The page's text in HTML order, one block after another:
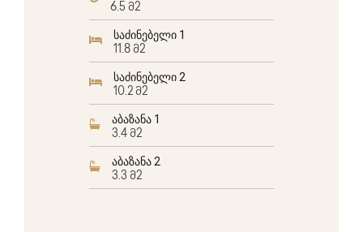
6.5 მ2
საძინებელი 1
11.8 მ2
საძინებელი 2
10.2 მ2
აბაზანა 1
3.4 მ2
აბაზანა 2
3.3 მ2